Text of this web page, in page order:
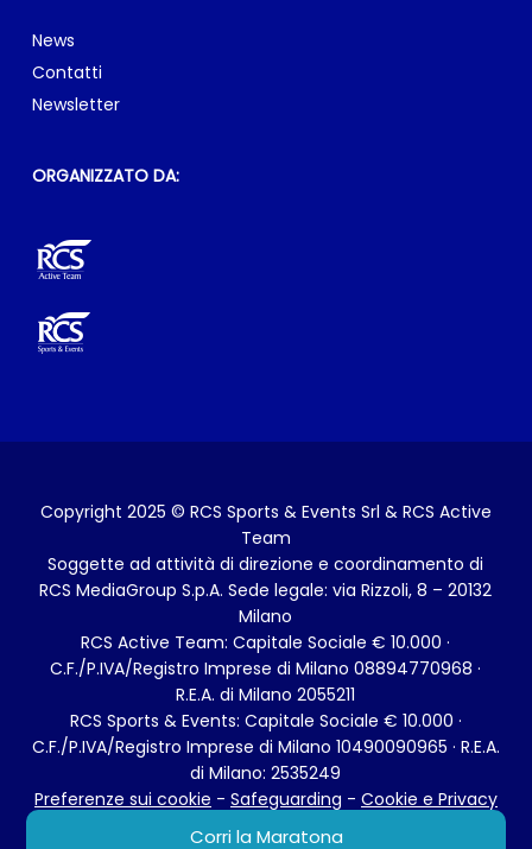
Corri la Maratona
News
Contatti
Newsletter
ORGANIZZATO DA:
Copyright 2025 © RCS Sports & Events Srl & RCS Active
Team
Soggette ad attività di direzione e coordinamento di
RCS MediaGroup S.p.A. Sede legale: via Rizzoli, 8 – 20132
Milano
RCS Active Team: Capitale Sociale € 10.000 ·
C.F./P.IVA/Registro Imprese di Milano 08894770968 ·
R.E.A. di Milano 2055211
RCS Sports & Events: Capitale Sociale € 10.000 ·
C.F./P.IVA/Registro Imprese di Milano 10490090965 · R.E.A.
di Milano: 2535249
Preferenze sui cookie - Safeguarding - Cookie e Privacy
- Stato del consenso ai cookie: